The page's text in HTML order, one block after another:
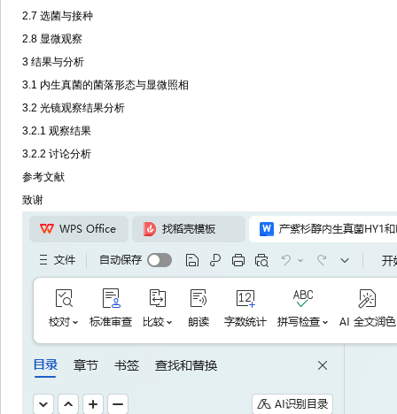
2.7 选菌与接种
2.8 显微观察
3 结果与分析
3.1 内生真菌的菌落形态与显微照相
3.2 光镜观察结果分析
3.2.1 观察结果
3.2.2 讨论分析
参考文献
致谢